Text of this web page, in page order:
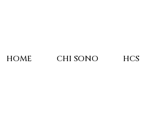
HOME CHI SONO HCS